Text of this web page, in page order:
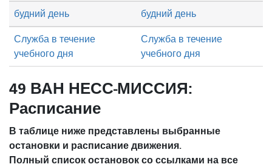
будний день будний день
Служба в течение
учебного дня
Служба в течение
учебного дня
49 ВАН НЕСС-МИССИЯ:
Расписание
В таблице ниже представлены выбранные
остановки и расписание движения.
Полный список остановок со ссылками на все